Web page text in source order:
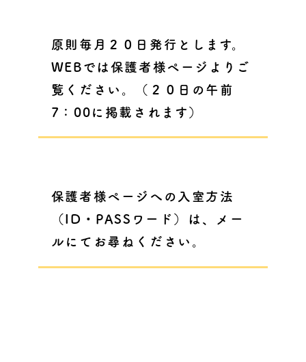
原則毎月２０日発行とします。
WEBでは保護者様ページよりご
覧ください。（２０日の午前
7：00に掲載されます）
保護者様ページへの入室方法
（ID・PASSワード）は、メー
ルにてお尋ねください。